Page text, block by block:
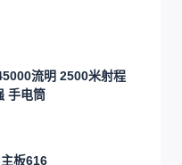
流明 2500米射程
手电筒
板616